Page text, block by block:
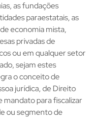
as fundações
paraestatais, as
economia mista,
privadas de
ou em qualquer setor
sejam estes
o conceito de
jurídica, de Direito
mandato para fiscalizar
ou segmento de